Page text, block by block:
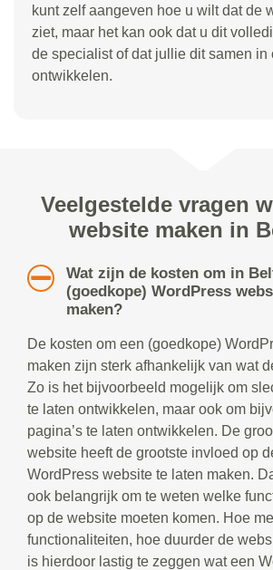
kunt zelf aangeven hoe u wilt dat de
ziet, maar het kan ook dat u dit
de specialist of dat jullie dit samen in
ontwikkelen.
Veelgestelde vragen
website maken in
Wat zijn de kosten om in
(goedkope) WordPress
maken?
De kosten om een (goedkope)
maken zijn sterk afhankelijk van wat
Zo is het bijvoorbeeld mogelijk om
te laten ontwikkelen, maar ook om
pagina’s te laten ontwikkelen. De
website heeft de grootste invloed op
WordPress website te laten maken.
ook belangrijk om te weten welke
op de website moeten komen. Hoe
functionaliteiten, hoe duurder de
is hierdoor lastig te zeggen wat een